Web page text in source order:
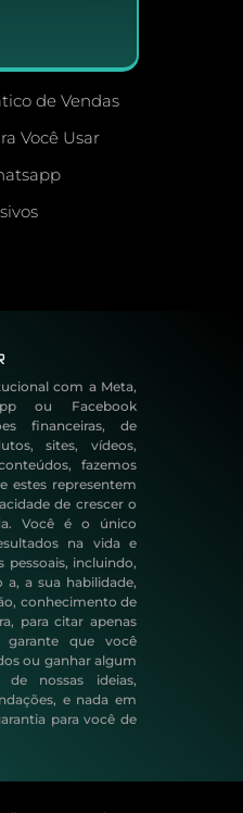
de Vendas
Você Usar
com a Meta,
ou Facebook
financeiras, de
sites, vídeos,
fazemos
estes representem
de crescer o
Você é o único
na vida e
pessoais, incluindo,
a sua habilidade,
conhecimento de
para citar apenas
garante que você
ou ganhar algum
nossas ideias,
e nada em
para você de